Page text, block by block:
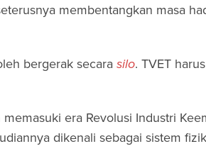
membentangkan masa
bergerak secara silo. TVET
era Revolusi Industri
dikenali sebagai sistem